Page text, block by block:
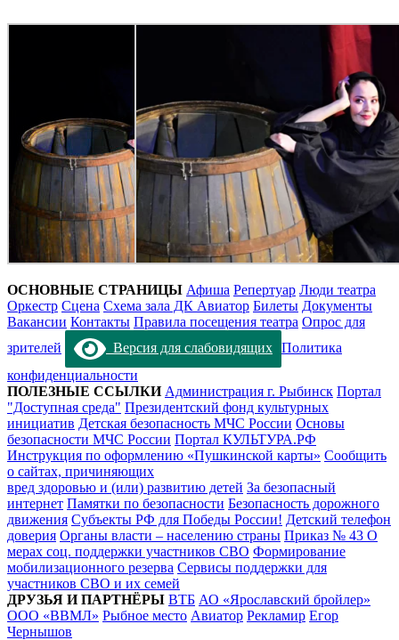
ОСНОВНЫЕ СТРАНИЦЫ Афиша Репертуар Люди театра
Оркестр Сцена Схема зала ДК Авиатор Билеты Документы
Вакансии Контакты Правила посещения театра Опрос для
зрителей
Версия для слабовидящих Политика
конфиденциальности
ПОЛЕЗНЫЕ ССЫЛКИ Администрация г. Рыбинск Портал
"Доступная среда" Президентский фонд культурных
инициатив Детская безопасность МЧС России Основы
безопасности МЧС России Портал КУЛЬТУРА.РФ
Инструкция по оформлению «Пушкинской карты» Сообщить
о сайтах, причиняющих
вред здоровью и (или) развитию детей За безопасный
интернет Памятки по безопасности Безопасность дорожного
движения Субъекты РФ для Победы России! Детский телефон
доверия Органы власти – населению страны Приказ № 43 О
мерах соц. поддержки участников СВО Формирование
мобилизационного резерва Сервисы поддержки для
участников СВО и их семей
ДРУЗЬЯ И ПАРТНЁРЫ ВТБ АО «Ярославский бройлер»
ООО «ВВМЛ» Рыбное место Авиатор Рекламир Егор
Чернышов